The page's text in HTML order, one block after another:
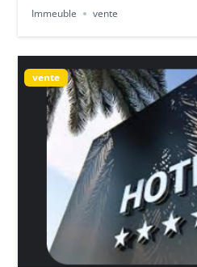
Immeuble
vente
vente